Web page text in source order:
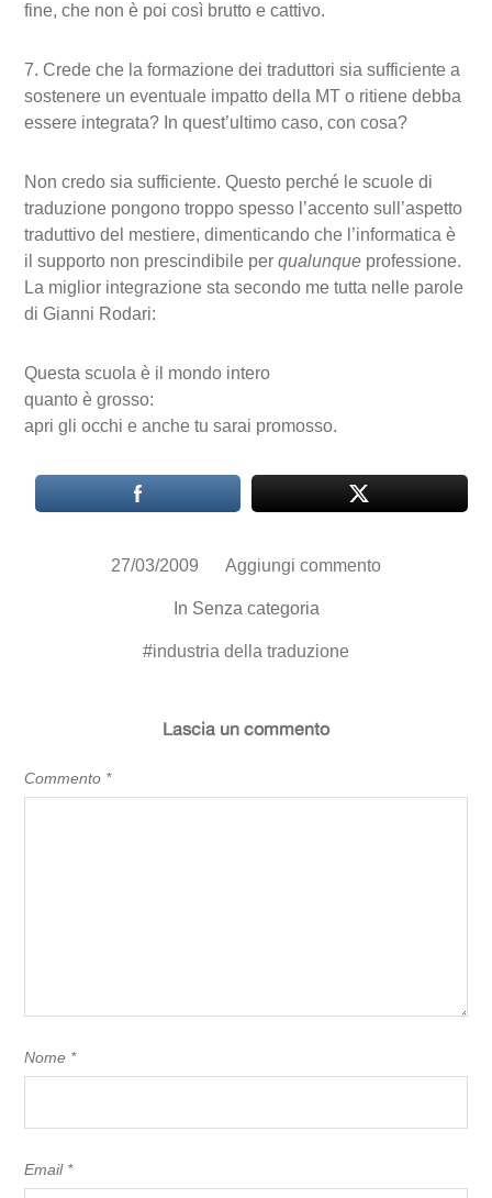
fine, che non è poi così brutto e cattivo.
7. Crede che la formazione dei traduttori sia sufficiente a
sostenere un eventuale impatto della MT o ritiene debba
essere integrata? In quest’ultimo caso, con cosa?
Non credo sia sufficiente. Questo perché le scuole di
traduzione pongono troppo spesso l’accento sull’aspetto
traduttivo del mestiere, dimenticando che l’informatica è
il supporto non prescindibile perqualunque professione.
La miglior integrazione sta secondo me tutta nelle parole
di Gianni Rodari:
Questa scuola è il mondo intero
quanto è grosso:
apri gli occhi e anche tu sarai promosso.
27/03/2009 Aggiungi commento
In Senza categoria
#industria della traduzione
Lascia un commento
Commento *
Nome *
Email *